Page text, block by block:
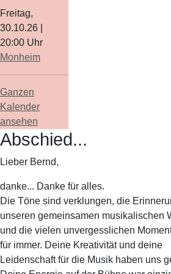
Freitag,
30.10.26
20:00 Uhr
Monheim
Ganzen
Kalender
ansehen
Abschied...
Lieber Bernd,
danke... Danke für alles.
Die Töne sind verklungen, die
unseren gemeinsamen musikalischen
und die vielen unvergesslichen
für immer. Deine Kreativität und deine
Leidenschaft für die Musik haben uns